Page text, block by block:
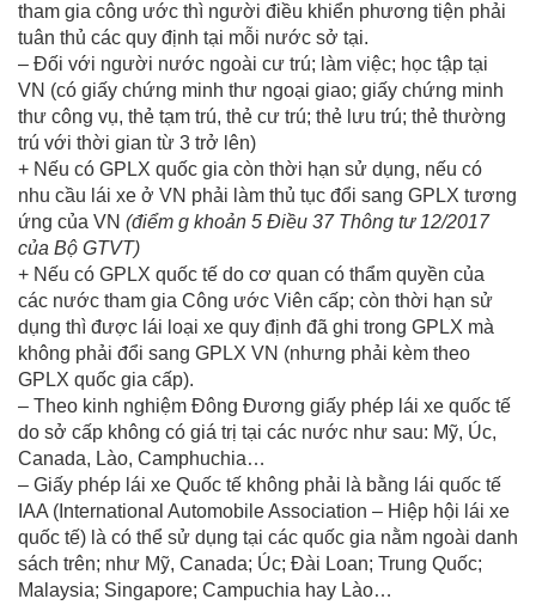
tham gia công ước thì người điều khiển phương tiện phải
tuân thủ các quy định tại mỗi nước sở tại.
– Đối với người nước ngoài cư trú; làm việc; học tập tại
VN (có giấy chứng minh thư ngoại giao; giấy chứng minh
thư công vụ, thẻ tạm trú, thẻ cư trú; thẻ lưu trú; thẻ thường
trú với thời gian từ 3 trở lên)
+ Nếu có GPLX quốc gia còn thời hạn sử dụng, nếu có
nhu cầu lái xe ở VN phải làm thủ tục đổi sang GPLX tương
ứng của VN (điểm g khoản 5 Điều 37 Thông tư 12/2017
của Bộ GTVT)
+ Nếu có GPLX quốc tế do cơ quan có thẩm quyền của
các nước tham gia Công ước Viên cấp; còn thời hạn sử
dụng thì được lái loại xe quy định đã ghi trong GPLX mà
không phải đổi sang GPLX VN (nhưng phải kèm theo
GPLX quốc gia cấp).
– Theo kinh nghiệm Đông Đương giấy phép lái xe quốc tế
do sở cấp không có giá trị tại các nước như sau: Mỹ, Úc,
Canada, Lào, Camphuchia…
– Giấy phép lái xe Quốc tế không phải là bằng lái quốc tế
IAA (International Automobile Association – Hiệp hội lái xe
quốc tế) là có thể sử dụng tại các quốc gia nằm ngoài danh
sách trên; như Mỹ, Canada; Úc; Đài Loan; Trung Quốc;
Malaysia; Singapore; Campuchia hay Lào…